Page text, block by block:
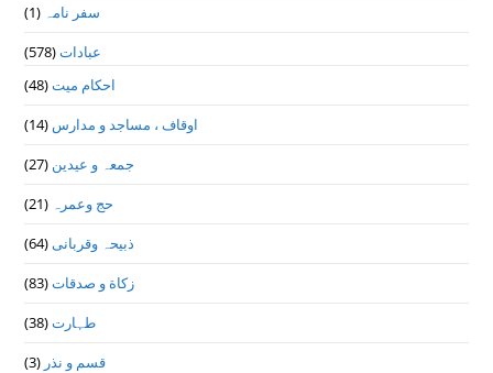
سفر نامہ (1)
عبادات(578)
احکام میت(48)
اوقاف ، مساجد و مدارس (14)
جمعہ و عیدین (27)
حج وعمرہ (21)
ذبیحہ وقربانی(64)
زکاة و صدقات(83)
طہارت(38)
قسم و نذر (3)